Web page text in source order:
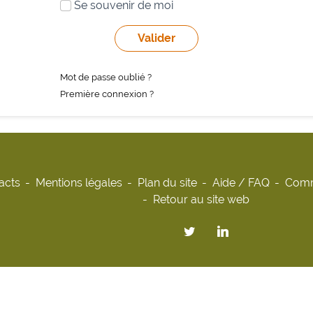
Se souvenir de moi
Mot de passe oublié ?
Première connexion ?
Mentions légales Plan du site Aide / FAQ
Retour au site web